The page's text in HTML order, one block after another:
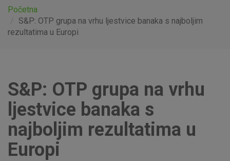
Mala poduzeća i obrtnici
Srednja i velika poduzeća
Faktoring
O nama
Početna
S&P: OTP grupa na vrhu ljestvice banaka s najboljim
rezultatima u Europi
S&P: OTP grupa na vrhu
ljestvice banaka s
najboljim rezultatima u
Europi